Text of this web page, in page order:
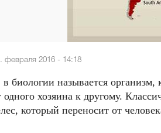
февраля 2016 - 14:18
биологии называется
одного хозяина к другому.
который переносит от